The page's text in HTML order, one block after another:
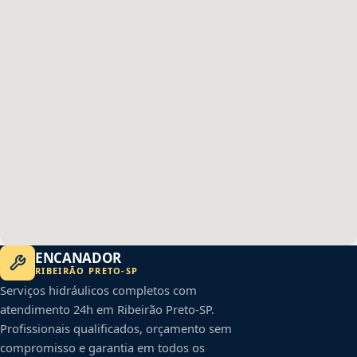
ENCANADOR
RIBEIRÃO PRETO-SP
Serviços hidráulicos completos com
atendimento 24h em Ribeirão Preto-SP.
Profissionais qualificados, orçamento sem
compromisso e garantia em todos os